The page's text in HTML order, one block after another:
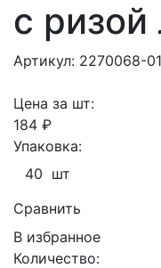
с ризой
Артикул: 2270068-
Цена за шт:
184 ₽
Упаковка:
40 шт
Сравнить
В избранное
Количество: